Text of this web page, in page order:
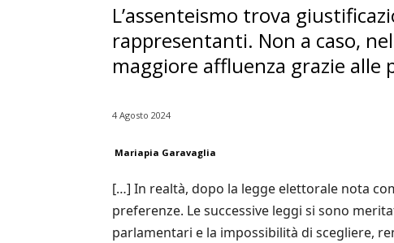
L’assenteismo trova
rappresentanti. Non a caso,
maggiore affluenza grazie alle
4 Agosto 2024
Mariapia Garavaglia
[…] In realtà, dopo la legge elettorale nota
preferenze. Le successive leggi si sono
parlamentari e la impossibilità di scegliere,